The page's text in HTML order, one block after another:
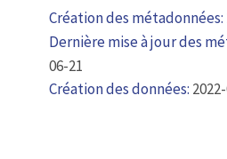
Création des métadonnées:
Dernière mise à jour des
06-21
Création des données: